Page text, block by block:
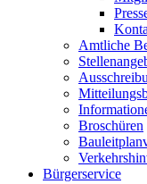
Amtliche
Broschüren
Bürgerservice